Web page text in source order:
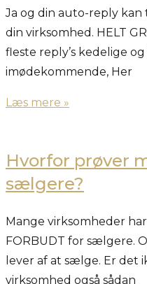
Ja og din auto-reply
din virksomhed. HELT
fleste reply’s kedelige
imødekommende, Her
Læs mere »
Hvorfor prøver
sælgere?
Mange virksomheder
FORBUDT for sælgere.
lever af at sælge. Er det
virksomhed også sådan